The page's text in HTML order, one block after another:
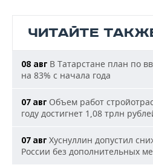
ЧИТАЙТЕ
08 авг В Татарстане план по
на 83% с начала года
07 авг Объем работ
году достигнет 1,08 трлн
07 авг Хуснуллин допустил
России без дополнительных